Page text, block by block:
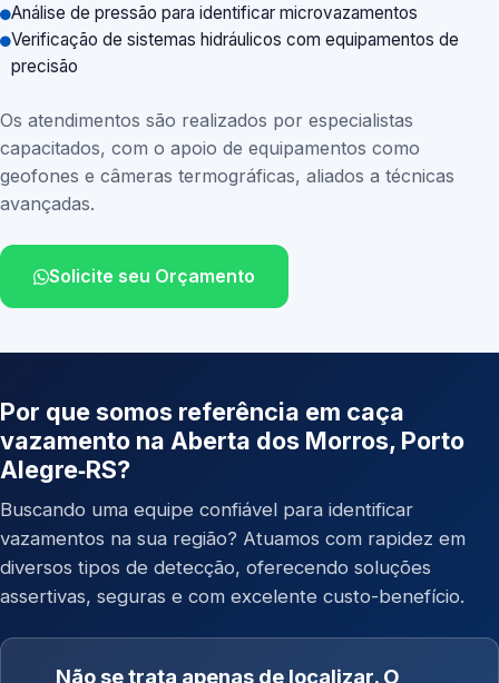
Análise de pressão para identificar microvazamentos
Verificação de sistemas hidráulicos com equipamentos de
precisão
Os atendimentos são realizados por especialistas
capacitados, com o apoio de equipamentos como
geofones e câmeras termográficas, aliados a técnicas
avançadas.
Solicite seu Orçamento
Por que somos referência em caça
vazamento na Aberta dos Morros, Porto
Alegre‑RS?
Buscando uma equipe confiável para identificar
vazamentos na sua região? Atuamos com rapidez em
diversos tipos de detecção, oferecendo soluções
assertivas, seguras e com excelente custo-benefício.
Não se trata apenas de localizar. O